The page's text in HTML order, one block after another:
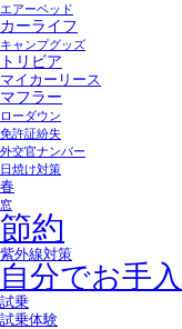
エアーベッド
カーライフ
キャンプグッズ
トリビア
マイカーリース
マフラー
ローダウン
免許証紛失
外交官ナンバー
日焼け対策
春
窓
節約
紫外線対策
自分でお手
試乗
試乗体験